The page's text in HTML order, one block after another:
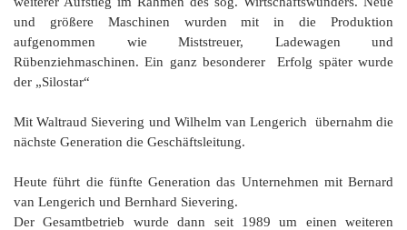
und größere Maschinen wurden mit in die Produktion
aufgenommen wie Miststreuer, Ladewagen und
Rübenziehmaschinen. Ein ganz besonderer Erfolg später wurde
der „Silostar“
Mit Waltraud Sievering und Wilhelm van Lengerich übernahm die
nächste Generation die Geschäftsleitung.
Heute führt die fünfte Generation das Unternehmen mit Bernard
van Lengerich und Bernhard Sievering.
Der Gesamtbetrieb wurde dann seit 1989 um einen weiteren